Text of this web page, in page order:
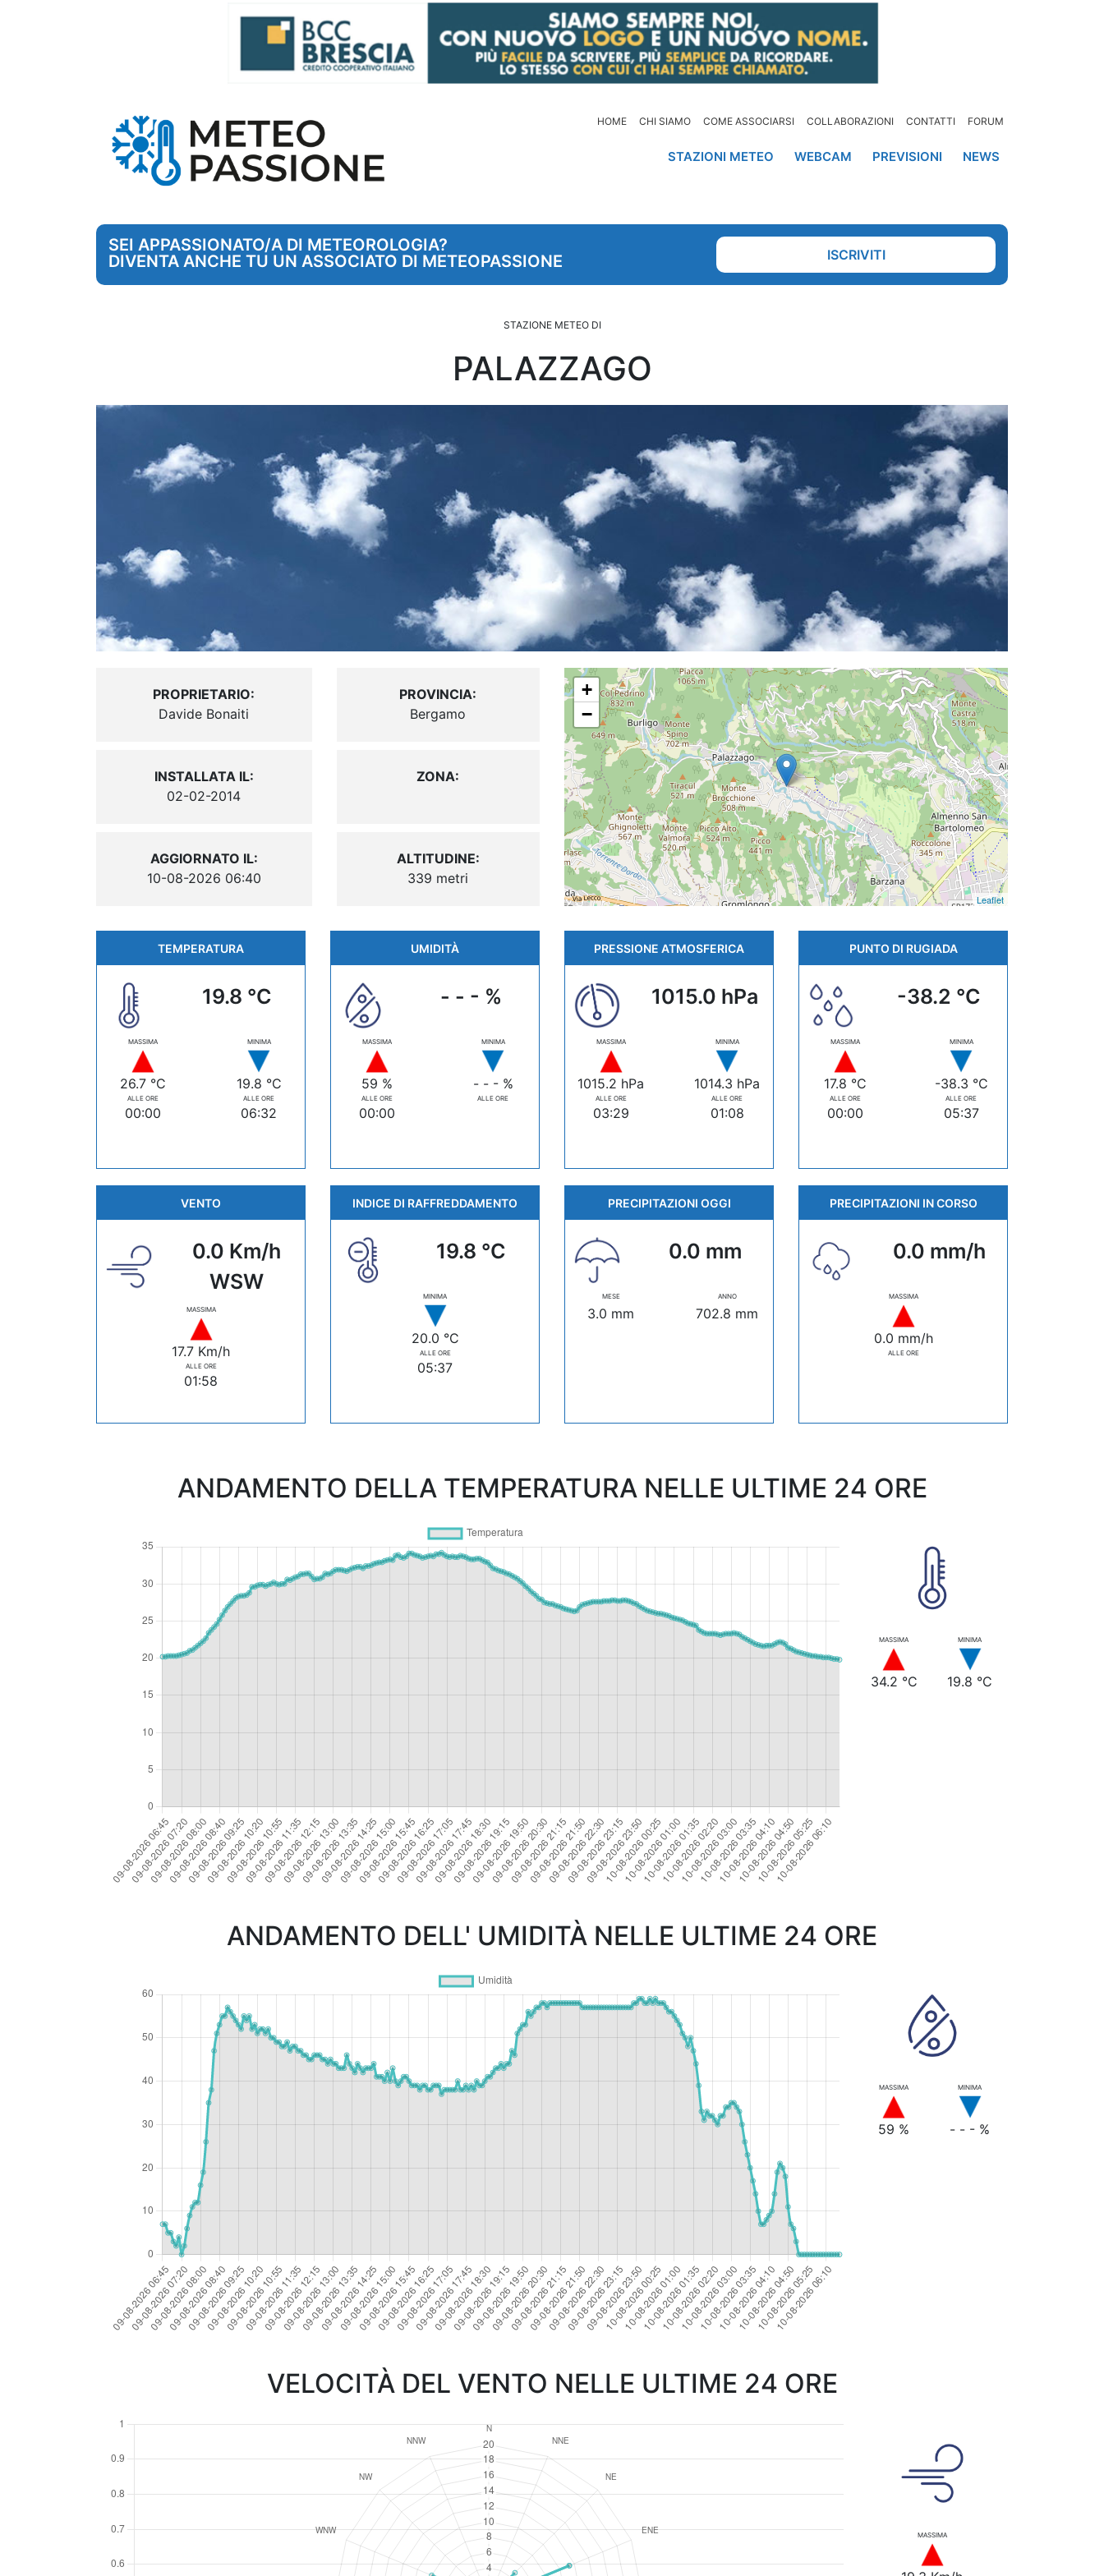
HOME CHI SIAMO COME ASSOCIARSI COLLABORAZIONI CONTATTI FORUM
STAZIONI METEO WEBCAM PREVISIONI NEWS
SEI APPASSIONATO/A DI METEOROLOGIA?
DIVENTA ANCHE TU UN ASSOCIATO DI METEOPASSIONE
ISCRIVITI
STAZIONE METEO DI
PALAZZAGO
PROPRIETARIO:
Davide Bonaiti
INSTALLATA IL:
02-02-2014
AGGIORNATO IL:
10-08-2026 06:40
PROVINCIA:
Bergamo
ZONA:
ALTITUDINE:
339 metri
+
−
Leaflet
TEMPERATURA
19.8 °C
MASSIMA
26.7 °C
ALLE ORE
00:00
MINIMA
19.8 °C
ALLE ORE
06:32
UMIDITÀ
- - - %
MASSIMA
59 %
ALLE ORE
00:00
MINIMA
- - - %
ALLE ORE
PRESSIONE ATMOSFERICA
1015.0 hPa
MASSIMA
1015.2 hPa
ALLE ORE
03:29
MINIMA
1014.3 hPa
ALLE ORE
01:08
PUNTO DI RUGIADA
-38.2 °C
MASSIMA
17.8 °C
ALLE ORE
00:00
MINIMA
-38.3 °C
ALLE ORE
05:37
VENTO
0.0 Km/h
WSW
MASSIMA
17.7 Km/h
ALLE ORE
01:58
INDICE DI RAFFREDDAMENTO
19.8 °C
MINIMA
20.0 °C
ALLE ORE
05:37
PRECIPITAZIONI OGGI
0.0 mm
MESE
3.0 mm
ANNO
702.8 mm
PRECIPITAZIONI IN CORSO
0.0 mm/h
MASSIMA
0.0 mm/h
ALLE ORE
ANDAMENTO DELLA TEMPERATURA NELLE ULTIME 24 ORE
MASSIMA
34.2 °C
MINIMA
19.8 °C
ANDAMENTO DELL' UMIDITÀ NELLE ULTIME 24 ORE
MASSIMA
59 %
MINIMA
- - - %
VELOCITÀ DEL VENTO NELLE ULTIME 24 ORE
MASSIMA